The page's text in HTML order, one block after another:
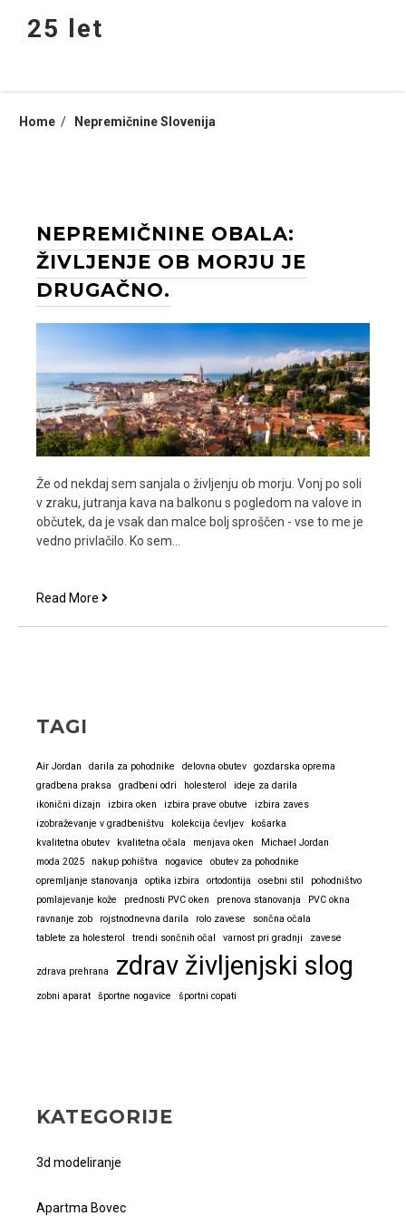
25 let
Home Nepremičnine Slovenija
NEPREMIČNINE OBALA:
ŽIVLJENJE OB MORJU JE
DRUGAČNO.
Že od nekdaj sem sanjala o življenju ob morju. Vonj po soli
v zraku, jutranja kava na balkonu s pogledom na valove in
občutek, da je vsak dan malce bolj sproščen - vse to me je
vedno privlačilo. Ko sem…
Read More Nepremičnine
TAGI
Air Jordan darila za pohodnike delovna obutev
gozdarska oprema
gradbena praksa
gradbeni odri holesterol
ideje za darila
ikonični dizajn
izbira oken izbira prave obutve
izbira zaves
izobraževanje v gradbeništvu
kolekcija čevljev
košarka
kvalitetna obutev
kvalitetna očala menjava oken
Michael Jordan
moda 2025
nakup pohištva nogavice
obutev za pohodnike
opremljanje stanovanja
optika izbira ortodontija osebni stil
pohodništvo
pomlajevanje kože
prednosti PVC oken prenova stanovanja
PVC okna
ravnanje zob
rojstnodnevna darila rolo zavese
sončna očala
tablete za holesterol
trendi sončnih očal varnost pri gradnji zavese
zdrava prehrana zdrav življenjski slog
zobni aparat športne nogavice športni copati
KATEGORIJE
3d modeliranje
Apartma Bovec